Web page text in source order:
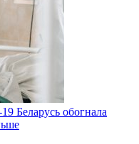
Беларусь обогнала